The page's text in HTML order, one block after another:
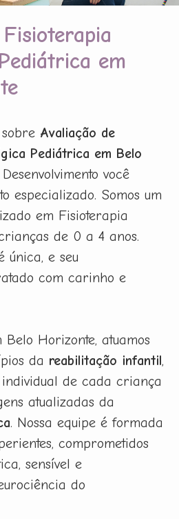
em
Avaliação de
Pediátrica em Belo
você
especializado. Somos um
em Fisioterapia
de 0 a 4 anos.
única, e seu
com carinho e
Belo Horizonte, atuamos
da reabilitação infantil,
de cada criança
atualizadas da
. Nossa equipe é formada
comprometidos
sensível e
do